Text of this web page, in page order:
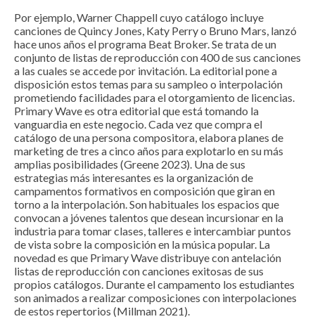
Por ejemplo, Warner Chappell cuyo catálogo incluye
canciones de Quincy Jones, Katy Perry o Bruno Mars, lanzó
hace unos años el programa Beat Broker. Se trata de un
conjunto de listas de reproducción con 400 de sus canciones
a las cuales se accede por invitación. La editorial pone a
disposición estos temas para su sampleo o interpolación
prometiendo facilidades para el otorgamiento de licencias.
Primary Wave es otra editorial que está tomando la
vanguardia en este negocio. Cada vez que compra el
catálogo de una persona compositora, elabora planes de
marketing de tres a cinco años para explotarlo en su más
amplias posibilidades (Greene 2023). Una de sus
estrategias más interesantes es la organización de
campamentos formativos en composición que giran en
torno a la interpolación. Son habituales los espacios que
convocan a jóvenes talentos que desean incursionar en la
industria para tomar clases, talleres e intercambiar puntos
de vista sobre la composición en la música popular. La
novedad es que Primary Wave distribuye con antelación
listas de reproducción con canciones exitosas de sus
propios catálogos. Durante el campamento los estudiantes
son animados a realizar composiciones con interpolaciones
de estos repertorios (Millman 2021).